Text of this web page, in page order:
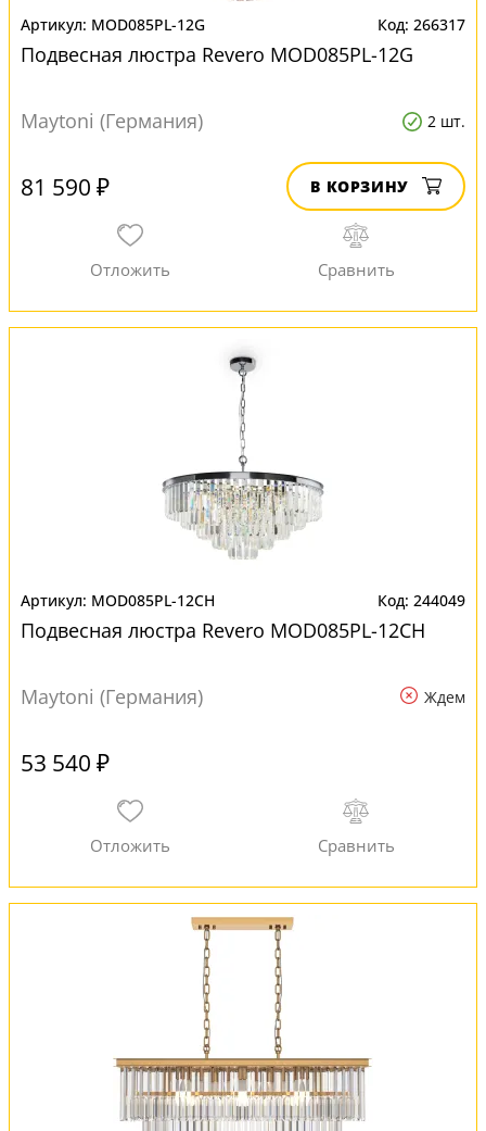
MOD085PL-12G 266317
Подвесная люстра Revero MOD085PL-12G
Maytoni (Германия) 2 шт.
81 590 ₽ В КОРЗИНУ
MOD085PL-12CH 244049
Подвесная люстра Revero MOD085PL-12CH
Maytoni (Германия) Ждем
53 540 ₽